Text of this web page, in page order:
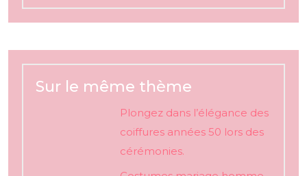
Sur le même thème
Plongez dans l’élégance des
coiffures années 50 lors des
cérémonies.